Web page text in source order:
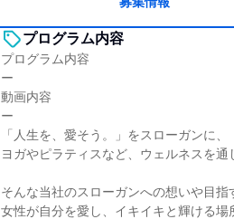
プログラム内容
プログラム内容
ー
動画内容
ー
「人生を、愛そう。」をスローガンに、
ヨガやピラティスなど、ウェルネスを
そんな当社のスローガンへの想いや目指
女性が自分を愛し、イキイキと輝ける